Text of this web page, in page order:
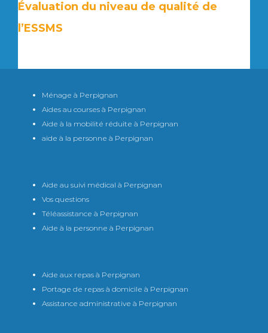
Évaluation du niveau de qualité de
l’ESSMS
Ménage à Perpignan
Aides au courses à Perpignan
Aide à la mobilité réduite à Perpignan
aide à la personne à Perpignan
Aide au suivi médical à Perpignan
Vos questions
Téléassistance à Perpignan
Aide à la personne à Perpignan
Aide aux repas à Perpignan
Portage de repas à domicile à Perpignan
Assistance administrative à Perpignan